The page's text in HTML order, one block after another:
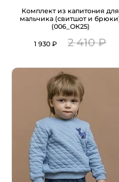
Комплект из капитония для
мальчика (свитшот и
(006_ОК25)
1 930 ₽ 2 410 ₽